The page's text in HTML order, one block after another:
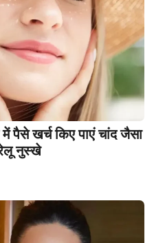
पैसे खर्च किए पाएं चांद जैसा
नुस्खे